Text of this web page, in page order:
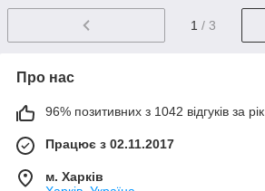
1 / 3
Про нас
96% позитивних з 1042 відгуків за рік
Працює з 02.11.2017
м. Харків